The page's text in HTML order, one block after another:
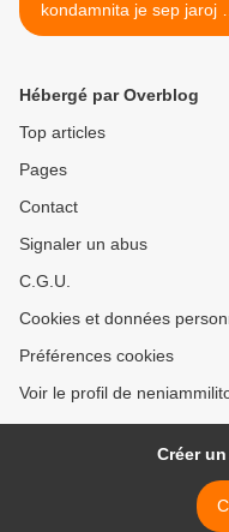
kondamnita je sep jaroj
malliberejo, ĉar li
Hébergé par Overblog
Top articles
Pages
Contact
Signaler un abus
C.G.U.
Cookies et données
Préférences cookies
Voir le profil de
Créer